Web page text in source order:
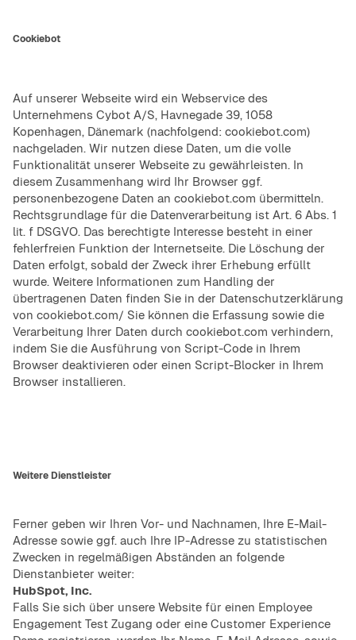
Cookiebot
Auf unserer Webseite wird ein Webservice des
Unternehmens Cybot A/S, Havnegade 39, 1058
Kopenhagen, Dänemark (nachfolgend: cookiebot.com)
nachgeladen. Wir nutzen diese Daten, um die volle
Funktionalität unserer Webseite zu gewährleisten. In
diesem Zusammenhang wird Ihr Browser ggf.
personenbezogene Daten an cookiebot.com übermitteln.
Rechtsgrundlage für die Datenverarbeitung ist Art. 6 Abs. 1
lit. f DSGVO. Das berechtigte Interesse besteht in einer
fehlerfreien Funktion der Internetseite. Die Löschung der
Daten erfolgt, sobald der Zweck ihrer Erhebung erfüllt
wurde. Weitere Informationen zum Handling der
übertragenen Daten finden Sie in der Datenschutzerklärung
von cookiebot.com/ Sie können die Erfassung sowie die
Verarbeitung Ihrer Daten durch cookiebot.com verhindern,
indem Sie die Ausführung von Script-Code in Ihrem
Browser deaktivieren oder einen Script-Blocker in Ihrem
Browser installieren.
Weitere Dienstleister
Ferner geben wir Ihren Vor- und Nachnamen, Ihre E-Mail-
Adresse sowie ggf. auch Ihre IP-Adresse zu statistischen
Zwecken in regelmäßigen Abständen an folgende
Dienstanbieter weiter:
HubSpot, Inc.
Falls Sie sich über unsere Website für einen Employee
Engagement Test Zugang oder eine Customer Experience